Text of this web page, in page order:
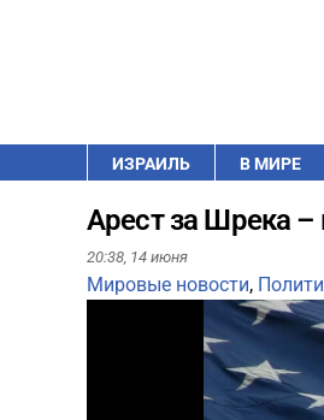
ИЗРАИЛЬ В МИРЕ
Арест за Шрека
20:38, 14 июня
Мировые новости,